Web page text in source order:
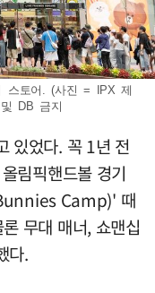
스토어. (사진 = IPX 제
DB 금지
있었다. 꼭 1년 전
림픽핸드볼 경기
Camp)' 때
무대 매너, 쇼맨십
다.